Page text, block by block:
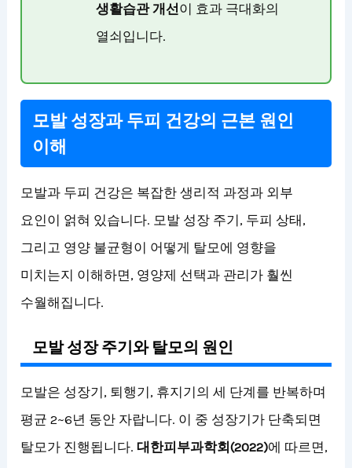
생활습관 개선이 효과 극대화의
열쇠입니다.
모발 성장과 두피 건강의 근본 원인
이해
모발과 두피 건강은 복잡한 생리적 과정과 외부
요인이 얽혀 있습니다. 모발 성장 주기, 두피 상태,
그리고 영양 불균형이 어떻게 탈모에 영향을
미치는지 이해하면, 영양제 선택과 관리가 훨씬
수월해집니다.
모발 성장 주기와 탈모의 원인
모발은 성장기, 퇴행기, 휴지기의 세 단계를 반복하며
평균 2~6년 동안 자랍니다. 이 중 성장기가 단축되면
탈모가 진행됩니다.대한피부과학회(2022)에 따르면,